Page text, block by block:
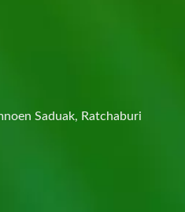
Saduak, Ratchaburi